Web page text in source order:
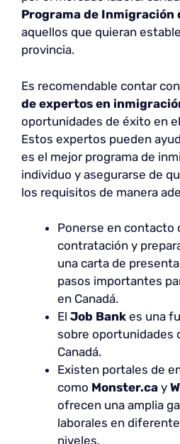
Programa de Inmigración
aquellos que quieran
provincia.
Es recomendable contar
de expertos en
oportunidades de éxito en
Estos expertos pueden
es el mejor programa de
individuo y asegurarse de
los requisitos de manera
Ponerse en contacto
contratación y
una carta de
pasos importantes
en Canadá.
El Job Bank es una
sobre oportunidades
Canadá.
Existen portales de
como Monster.ca y
ofrecen una amplia
laborales en
niveles.